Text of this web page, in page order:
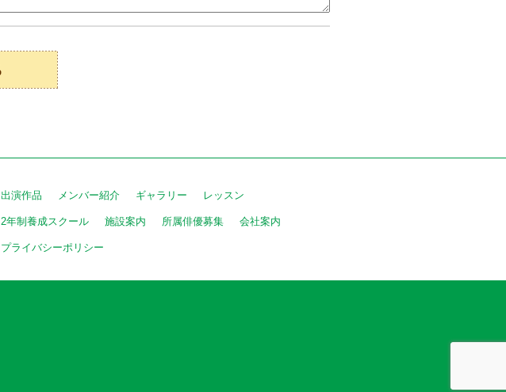
出演作品 メンバー紹介 ギャラリー レッスン
2年制養成スクール 施設案内 所属俳優募集 会社案内
プライバシーポリシー